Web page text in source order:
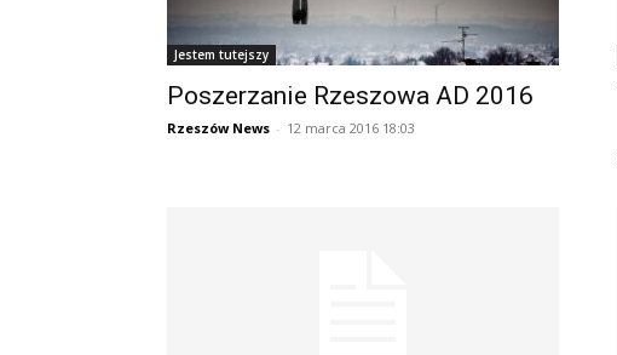
Jestem tutejszy
Poszerzanie Rzeszowa AD 2016
Rzeszów News - 12 marca 2016 18:03